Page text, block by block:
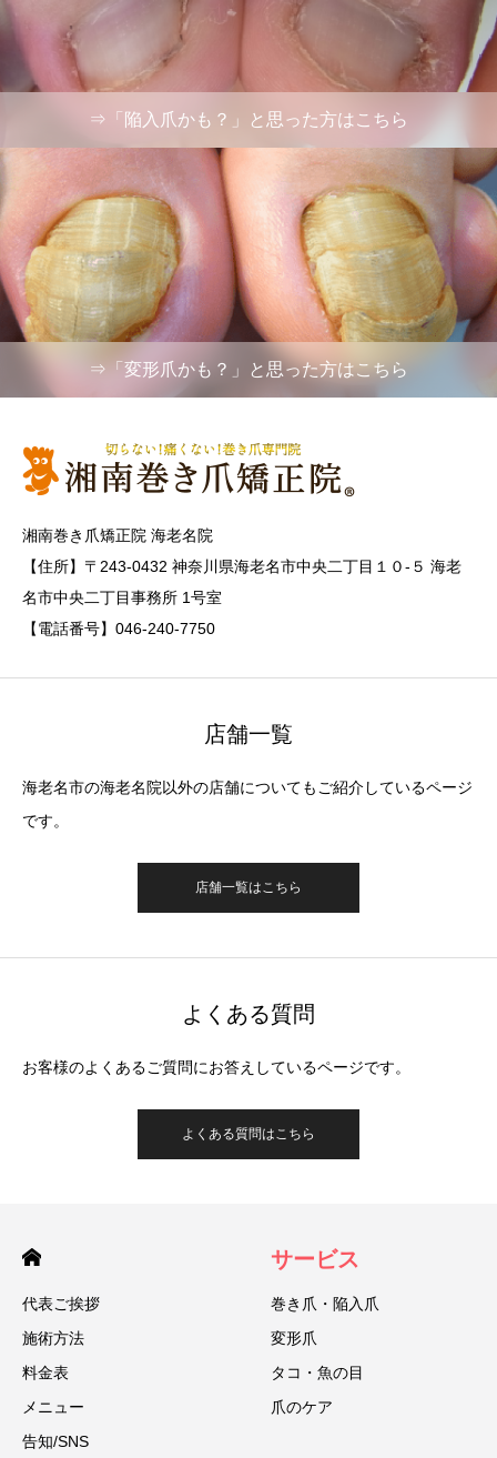
⇒「陥入爪かも？」と思った方はこちら
⇒「変形爪かも？」と思った方はこちら
湘南巻き爪矯正院 海老名院
【住所】〒243-0432 神奈川県海老名市中央二丁目１０-５ 海老
名市中央二丁目事務所 1号室
【電話番号】046-240-7750
店舗一覧
海老名市の海老名院以外の店舗についてもご紹介しているページ
です。
店舗一覧はこちら
よくある質問
お客様のよくあるご質問にお答えしているページです。
よくある質問はこちら
代表ご挨拶
施術方法
料金表
メニュー
告知/SNS
サービス
巻き爪・陥入爪
変形爪
タコ・魚の目
爪のケア